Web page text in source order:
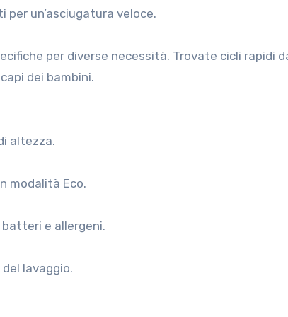
un’asciugatura veloce.
per diverse necessità. Trovate cicli rapidi
dei bambini.
altezza.
modalità Eco.
batteri e allergeni.
lavaggio.